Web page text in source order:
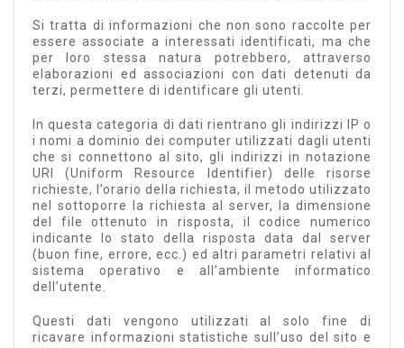
Si tratta di informazioni che non sono raccolte per
essere associate a interessati identificati, ma che
per loro stessa natura potrebbero, attraverso
elaborazioni ed associazioni con dati detenuti da
terzi, permettere di identificare gli utenti.
In questa categoria di dati rientrano gli indirizzi IP o
i nomi a dominio dei computer utilizzati dagli utenti
che si connettono al sito, gli indirizzi in notazione
URI (Uniform Resource Identifier) delle risorse
richieste, l’orario della richiesta, il metodo utilizzato
nel sottoporre la richiesta al server, la dimensione
del file ottenuto in risposta, il codice numerico
indicante lo stato della risposta data dal server
(buon fine, errore, ecc.) ed altri parametri relativi al
sistema operativo e all’ambiente informatico
dell’utente.
Questi dati vengono utilizzati al solo fine di
ricavare informazioni statistiche sull’uso del sito e